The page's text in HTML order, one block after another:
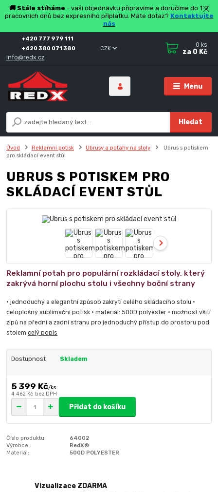
🚚 Stále stíháme - vaši objednávku připravíme a doručíme do 1-2
pracovních dnů bez expresního příplatku. Máte dotaz? Kontaktujte
nás
Menu
CZK
Hledat
+420 777 979 111
+420 380 071 380
info@redx.cz
0 ks
za 0 Kč
Úvod Reklamní potisk Ubrusy a potahy na stoly
Ubrus s potiskem
pro skládací event stůl
UBRUS S POTISKEM PRO
SKLÁDACÍ EVENT STŮL
Reklamní potah pro populární rozkládací stoly, který
zakrývá horní plochu stolu i všechny boční strany
• jednoduchý a elegantní způsob zakrytí celého skládacího stolu •
celoplošný sublimační potisk • materiál: 500D polyester • možnost všití
zipů na přední a zadní stranu pro jednoduchý přístup do prostoru pod
stolemcelý popis
Dostupnost Skladem
5 399 Kč/ks
4 462 Kč bez DPH
Přidat do košíku
Číslo produktu:
64002
Výrobce:
RedX®
Materiál:
500D POLYESTER
Vizualizace ZDARMA